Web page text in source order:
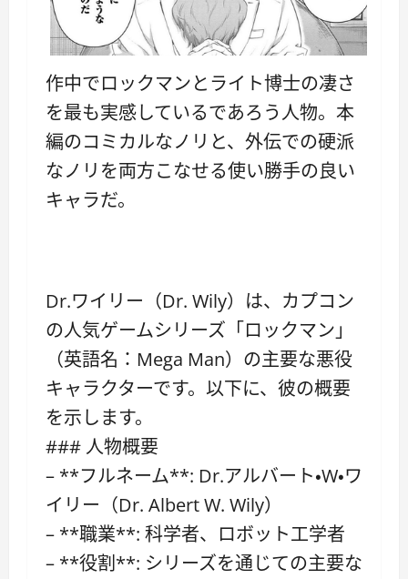
作中でロックマンとライト博士の凄さ
を最も実感しているであろう人物。本
編のコミカルなノリと、外伝での硬派
なノリを両方こなせる使い勝手の良い
キャラだ。
Dr.ワイリー（Dr. Wily）は、カプコン
の人気ゲームシリーズ「ロックマン」
（英語名：Mega Man）の主要な悪役
キャラクターです。以下に、彼の概要
を示します。
### 人物概要
– **フルネーム**: Dr.アルバート・W・ワ
イリー（Dr. Albert W. Wily）
– **職業**: 科学者、ロボット工学者
– **役割**: シリーズを通じての主要な